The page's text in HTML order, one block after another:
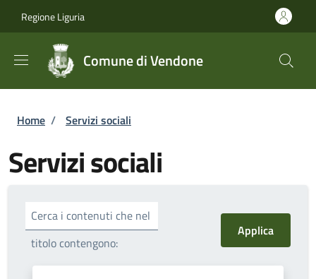
Regione Liguria
Comune di Vendone
Briciole di pane
Home / Servizi sociali
Servizi sociali
Cerca i contenuti che nel
titolo contengono: